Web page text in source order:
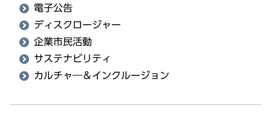
電子公告
ディスクロージャー
企業市民活動
サステナビリティ
カルチャ―＆インクルージョン